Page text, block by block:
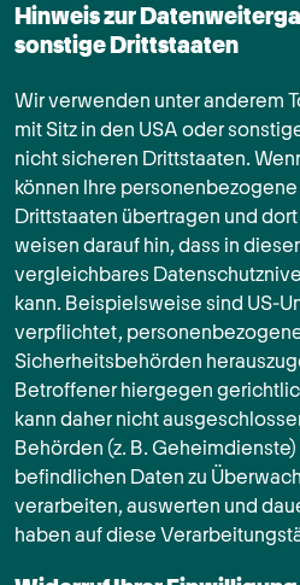
Hinweis zur
sonstige Drittstaaten
Wir verwenden unter anderem
mit Sitz in den USA oder
nicht sicheren Drittstaaten.
können Ihre
Drittstaaten übertragen und
weisen darauf hin, dass in
vergleichbares
kann. Beispielsweise sind US-
verpflichtet,
Sicherheitsbehörden
Betroffener hiergegen
kann daher nicht
Behörden (z. B.
befindlichen Daten zu
verarbeiten, auswerten und
haben auf diese